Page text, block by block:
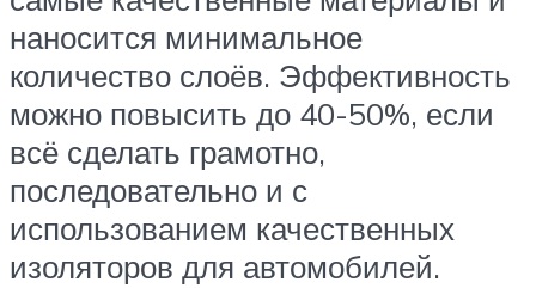
наносится минимальное
количество слоёв. Эффективность
можно повысить до 40-50%, если
всё сделать грамотно,
последовательно и с
использованием качественных
изоляторов для автомобилей.